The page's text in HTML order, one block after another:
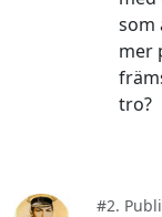
som
mer
tro?
#2.